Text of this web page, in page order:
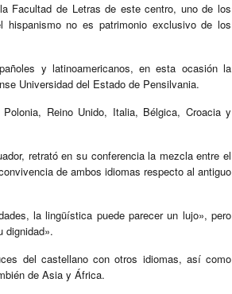
Facultad de Letras de este centro, uno de los
no es patrimonio exclusivo de los
y latinoamericanos, en esta ocasión la
Universidad del Estado de Pensilvania.
Reino Unido, Italia, Bélgica, Croacia y
retrató en su conferencia la mezcla entre el
de ambos idiomas respecto al antiguo
la lingüística puede parecer un lujo», pero
dignidad».
del castellano con otros idiomas, así como
de Asia y África.